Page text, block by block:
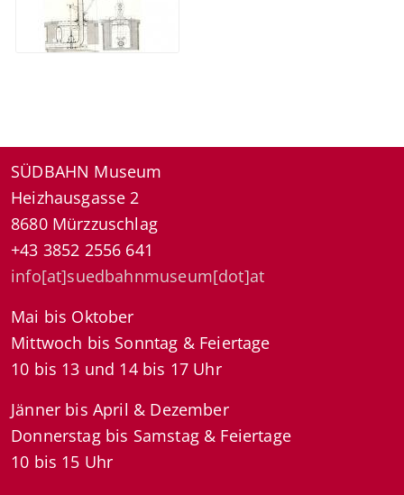
SÜDBAHN Museum
Heizhausgasse 2
8680 Mürzzuschlag
+43 3852 2556 641
info[at]suedbahnmuseum[dot]at
Mai bis Oktober
Mittwoch bis Sonntag & Feiertage
10 bis 13 und 14 bis 17 Uhr
Jänner bis April & Dezember
Donnerstag bis Samstag & Feiertage
10 bis 15 Uhr